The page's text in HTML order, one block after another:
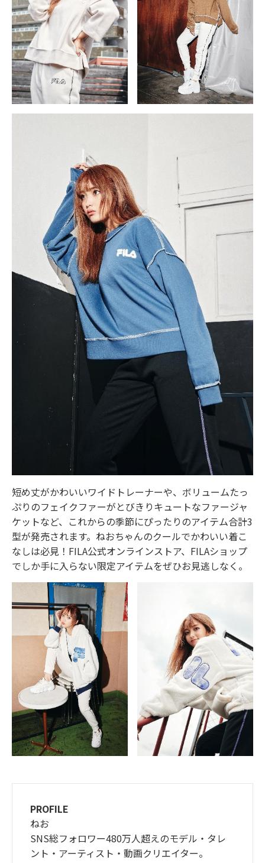
短め丈がかわいいワイドトレーナーや、ボリュームたっ
ぷりのフェイクファーがとびきりキュートなファージャ
ケットなど、これからの季節にぴったりのアイテム合計3
型が発売されます。ねおちゃんのクールでかわいい着こ
なしは必見！FILA公式オンラインストア、FILAショップ
でしか手に入らない限定アイテムをぜひお見逃しなく。
PROFILE
ねお
SNS総フォロワー480万人超えのモデル・タレ
ント・アーティスト・動画クリエイター。